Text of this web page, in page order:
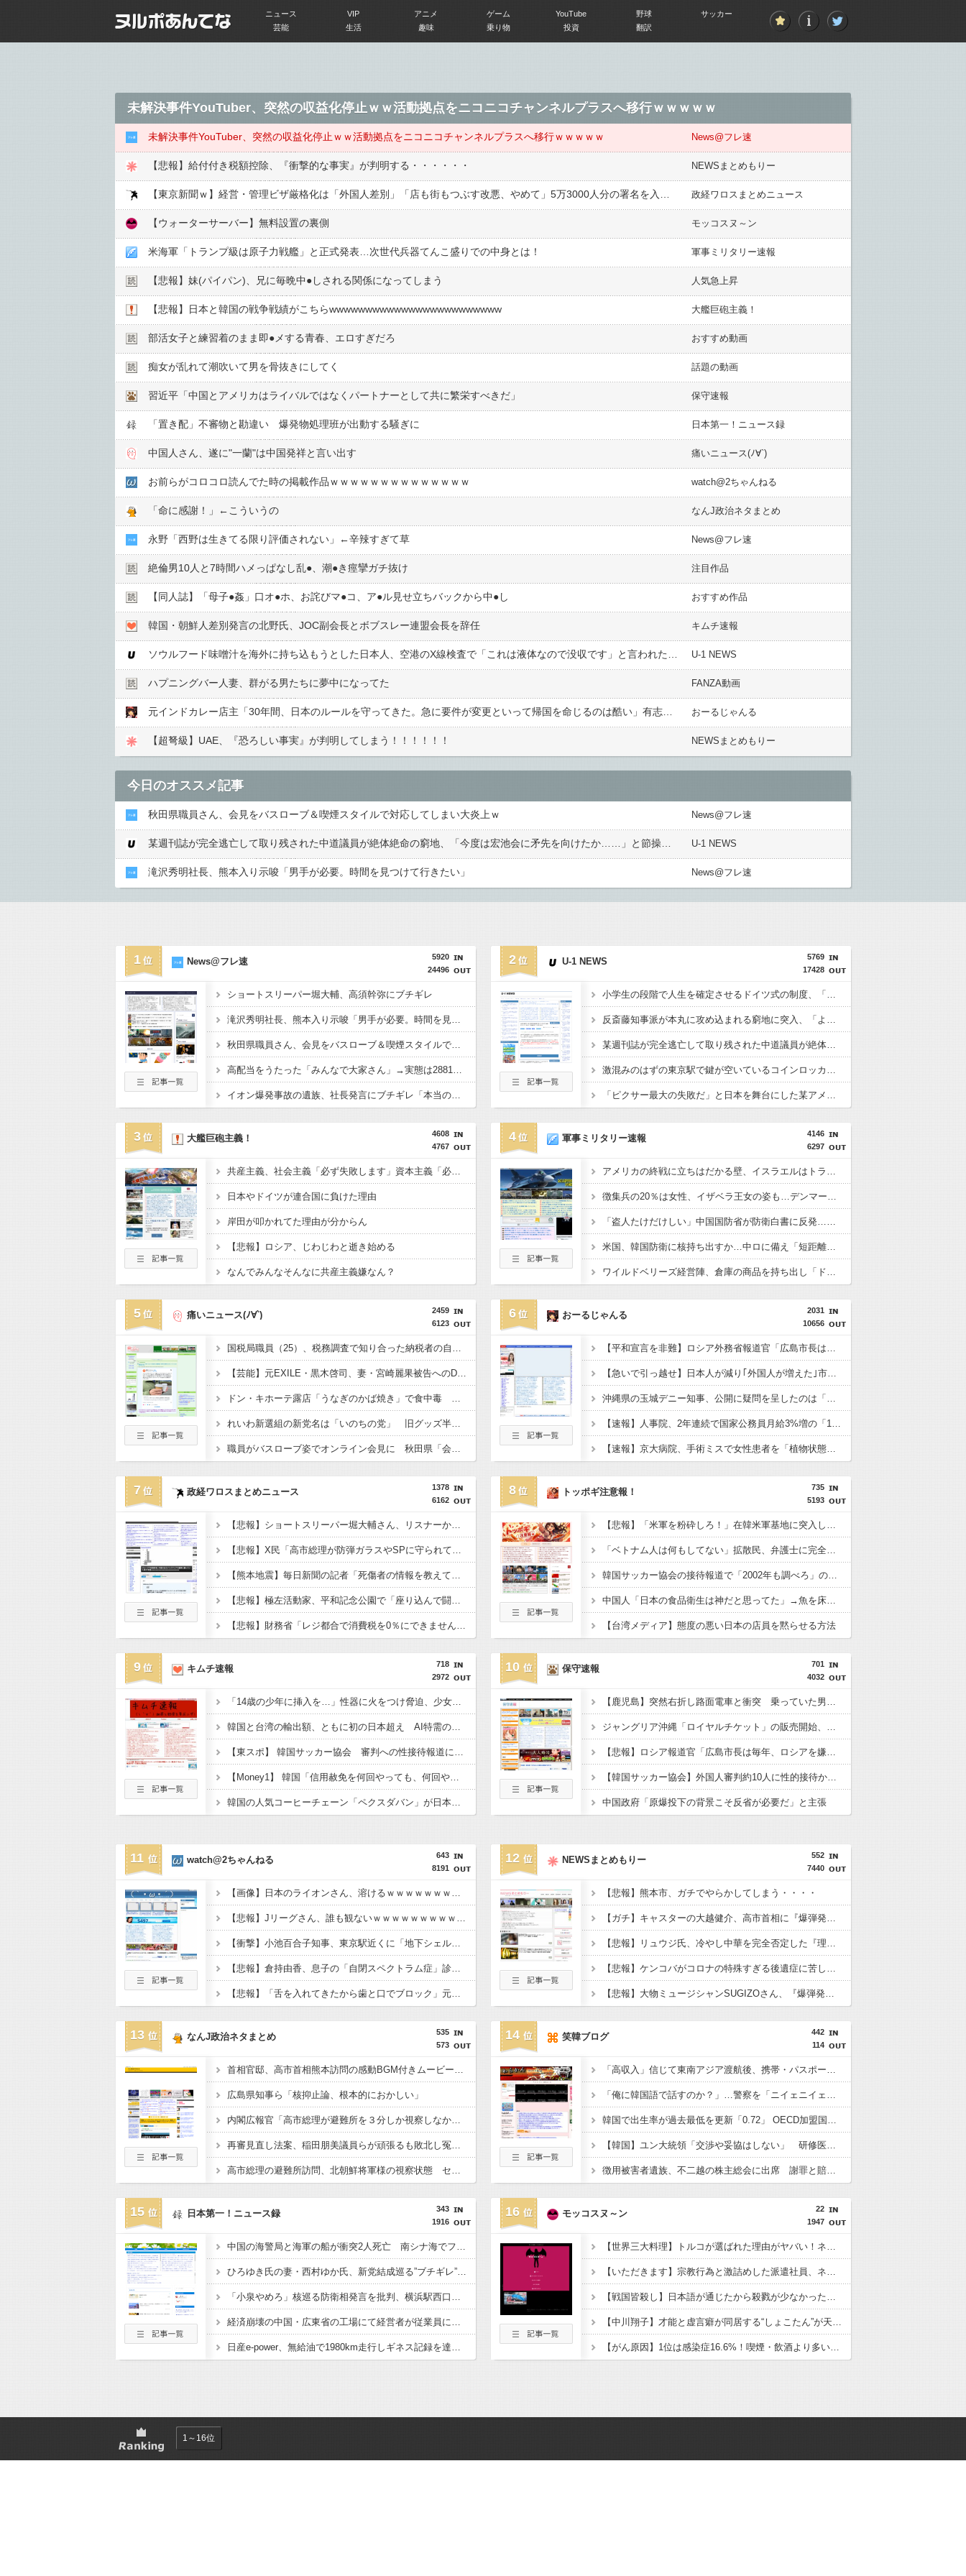
ニュース VIP アニメ ゲーム YouTube 野球
サッカー
芸能
生活 趣味 乗り物 投資 翻訳
未解決事件YouTuber、突然の収益化停止ｗｗ活動拠点をニコニコチャンネルプラスへ移行ｗｗｗｗｗ
未解決事件YouTuber、突然の収益化停止ｗｗ活動拠点をニコニコチャンネルプラスへ移行ｗｗｗｗｗ News@フレ速
【悲報】給付付き税額控除、『衝撃的な事実』が判明する・・・・・・ NEWSまとめもりー
政経ワロスまとめニュース
【ウォーターサーバー】無料設置の裏側 モッコスヌ～ン
米海軍「トランプ級は原子力戦艦」と正式発表…次世代兵器てんこ盛りでの中身とは！ 軍事ミリタリー速報
【悲報】妹(パイパン)、兄に毎晩中●︎しされる関係になってしまう 人気急上昇
【悲報】日本と韓国の戦争戦績がこちらwwwwwwwwwwwwwwwwwwwwwwww 大艦巨砲主義！
部活女子と練習着のまま即●︎メする青春、エロすぎだろ おすすめ動画
痴女が乱れて潮吹いて男を骨抜きにしてく 話題の動画
習近平「中国とアメリカはライバルではなくパートナーとして共に繁栄すべきだ」 保守速報
「置き配」不審物と勘違い 爆発物処理班が出動する騒ぎに 日本第一！ニュース録
中国人さん、遂に"一蘭"は中国発祥と言い出す 痛いニュース(ﾉ∀`)
お前らがコロコロ読んでた時の掲載作品ｗｗｗｗｗｗｗｗｗｗｗｗｗｗ watch@2ちゃんねる
「命に感謝！」←こういうの なんJ政治ネタまとめ
永野「西野は生きてる限り評価されない」←辛辣すぎて草 News@フレ速
絶倫男10人と7時間ハメっぱなし乱●︎、潮●︎き痙攣ガチ抜け 注目作品
【同人誌】「母子●︎姦」口オ●︎ホ、お詫びマ●︎コ、ア●︎ル見せ立ちバックから中●︎し おすすめ作品
韓国・朝鮮人差別発言の北野氏、JOC副会長とボブスレー連盟会長を辞任 キムチ速報
U-1 NEWS
ハプニングバー人妻、群がる男たちに夢中になってた FANZA動画
おーるじゃんる
【超弩級】UAE、『恐ろしい事実』が判明してしまう！！！！！！ NEWSまとめもりー
今日のオススメ記事
秋田県職員さん、会見をバスローブ＆喫煙スタイルで対応してしまい大炎上ｗ News@フレ速
U-1 NEWS
滝沢秀明社長、熊本入り示唆「男手が必要。時間を見つけて行きたい」 News@フレ速
1
5920
24496
News@フレ速
ショートスリーパー堀大輔、高須幹弥にブチギレ
滝沢秀明社長、熊本入り示唆「男手が必要。時間を見つけて行きたい」
秋田県職員さん、会見をバスローブ＆喫煙スタイルで対応してしまい大炎上ｗ
高配当をうたった「みんなで大家さん」→実態は2881億円の債務超過
イオン爆発事故の遺族、社長発言にブチギレ「本当のことを話して」
2
5769
17428
U-1 NEWS
小学生の段階で人生を確定させるドイツ式の制度、「バカを振い落せるから合理的だ」と自惚れていた結果……
反斎藤知事派が本丸に攻め込まれる窮地に突入、「ようやく反撃のターンやね」と手際の良さに感心する人が続出中
某週刊誌が完全逃亡して取り残された中道議員が絶体絶命の窮地、「今度は宏池会に矛先を向けたか……」と節操の無さに呆れる人が続出
激混みのはずの東京駅で鍵が空いているコインロッカーが散見、「ラッキー」と思って中を確認してみると……
「ピクサー最大の失敗だ」と日本を舞台にした某アメリカ産アニメが話題に、日本と韓国の両方に失礼すぎるわ……
3
4608
4767
大艦巨砲主義！
共産主義、社会主義「必ず失敗します」資本主義「必ず少子化します」
日本やドイツが連合国に負けた理由
岸田が叩かれてた理由が分からん
【悲報】ロシア、じわじわと逝き始める
なんでみんなそんなに共産主義嫌なん？
4
4146
6297
軍事ミリタリー速報
アメリカの終戦に立ちはだかる壁、イスラエルはトランプ和平案に「同意せず」！
徴集兵の20％は女性、イザベラ王女の姿も…デンマークが新たな兵役制度開始！
「盗人たけだけしい」中国国防省が防衛白書に反発…日本の新型軍国主義と批判！
米国、韓国防衛に核持ち出すか…中ロに備え「短距離戦術核」を検討！
ワイルドベリーズ経営陣、倉庫の商品を持ち出し「ドローン攻撃で焼失した」として処理…ロシア当局が捜査！
5
2459
6123
痛いニュース(ﾉ∀`)
国税局職員（25）、税務調査で知り合った納税者の自宅に出入りしお小遣い1億5000万円頂戴するwww
【芸能】元EXILE・黒木啓司、妻・宮崎麗果被告へのDV事案で逮捕されていた 宮崎は全身打撲、頭部裂傷及び打撲、頸部損傷の怪我
ドン・キホーテ露店「うなぎのかば焼き」で食中毒 男女14人が発熱や腹痛など訴え…サルモネラ属の菌検出
れいわ新選組の新党名は「いのちの党」 旧グッズ半額で販売 どうなる秘書給与疑惑
職員がバスローブ姿でオンライン会見に 秋田県「会見の対応に問題があった」
6
2031
10656
おーるじゃんる
【平和宣言を非難】ロシア外務省報道官「広島市長は『偽りの呪文』繰り返している」
【急いで引っ越せ】日本人が減り｢外国人が増えた｣市区町村ランキングｷﾀ━━!
沖縄県の玉城デニー知事、公開に疑問を呈したのは「報道機関による公開ではなく、公開タイミングなどに対するものだった」とよくわからない説明
【速報】人事院、2年連続で国家公務員月給3%増の「1万5056円」引き上げ勧告 2年で6%超え
【速報】京大病院、手術ミスで女性患者を「植物状態」にしてしまう・・・
7
1378
6162
政経ワロスまとめニュース
【悲報】ショートスリーパー堀大輔さん、リスナーから「寝たほうがいい！」と言われてガチギレし炎上 → 高須幹也医師の医学的アドバイスに激昂 ｗｗｗｗｗｗｗｗｗ
【悲報】X民「高市総理が防弾ガラスやSPに守られてながら平和式典でスピーチして「広島から出て行け！と何度も叫ばれるような人！」 ← 突っ込み殺到 ………
【熊本地震】毎日新聞の記者「死傷者の情報を教えて！」 → 企業「個人情報は控えます！」 → 記「年代は？特定につながらないでしょ？教えてよ？教えてよ？」
【悲報】極左活動家、平和記念公園で「座り込んで闘う！」と意気込むも… → 警察に完全排除されてしまう ………
【悲報】財務省「レジ都合で消費税を0％にできません！」 → X民「指定ゴミ袋を買ってレシート見たら消費税はゼロになるんだけど？」ｗｗｗｗｗｗｗｗｗｗｗｗｗｗ
8
735
5193
トッポギ注意報！
【悲報】「米軍を粉砕しろ！」在韓米軍基地に突入した韓国学生、即逮捕
「ベトナム人は何もしてない」拡散民、弁護士に完全論破されるｗｗｗｗｗｗｗ
韓国サッカー協会の接待報道で「2002年も調べろ」の声続出ｗｗｗ
中国人「日本の食品衛生は神だと思ってた」→魚を床に落として洗って陳列するのを見て幻滅
【台湾メディア】態度の悪い日本の店員を黙らせる方法
9
718
2972
キムチ速報
「14歳の少年に挿入を…」性器に火をつけ脅迫、少女達はモップで…657人が死亡した韓国“最悪の人権侵害”のおぞましすぎる実態
韓国と台湾の輸出額、ともに初の日本超え AI特需の恩恵で差 26年上期
【東スポ】 韓国サッカー協会 審判への性接待報道にＳＮＳ紛糾「徹底追及」「２００２年はどうなの？」
【Money1】 韓国「信用赦免を何回やっても、何回やっても」⇒ 257万人赦免したのに60万人がまた延滞者に転落！
韓国の人気コーヒーチェーン「ペクスダバン」が日本初上陸！東京・新橋に1号店オープン
10
701
4032
保守速報
【鹿児島】突然右折し路面電車と衝突 乗っていた男女3人は車を放置しダッシュで逃走中
ジャングリア沖縄「ロイヤルチケット」の販売開始、大人29,700円にｗｗｗｗｗｗｗｗｗ
【悲報】ロシア報道官「広島市長は毎年、ロシアを嫌悪する『偽りの呪文』を繰り返し、日本人をゾンビ化させている」と主張
【韓国サッカー協会】外国人審判約10人に性的接待か 計1496回、約2億ウォン（約2200万円）
中国政府「原爆投下の背景こそ反省が必要だ」と主張
11
643
8191
watch@2ちゃんねる
【画像】日本のライオンさん、溶けるｗｗｗｗｗｗｗｗｗｗｗｗｗｗ
【悲報】Jリーグさん、誰も観ないｗｗｗｗｗｗｗｗｗｗｗｗｗｗｗｗｗ
【衝撃】小池百合子知事、東京駅近くに「地下シェルター」整備を正式表明ｗｗｗｗｗｗｗｗｗ
【悲報】倉持由香、息子の「自閉スペクトラム症」診断にショックで涙… 見逃していた乳幼児期のサインとは？
【悲報】「舌を入れてきたから歯と口でブロック」元ジャンポケ斉藤の不同意性交公判
12
552
7440
NEWSまとめもりー
【悲報】熊本市、ガチでやらかしてしまう・・・・
【ガチ】キャスターの大越健介、高市首相に『爆弾発言』をしてしまう！！！！！
【悲報】リュウジ氏、冷やし中華を完全否定した『理由』、ガチでヤバイ・・・・・・
【悲報】ケンコバがコロナの特殊すぎる後遺症に苦しんでいる模様…お前らの周りにもこんな奴いる？
【悲報】大物ミュージシャンSUGIZOさん、『爆弾発言』キタァアアアアアーーーーーー！！
13
535
573
なんJ政治ネタまとめ
首相官邸、高市首相熊本訪問の感動BGM付きムービーを投稿「全部が全部ありがたかったです」
広島県知事ら「核抑止論、根本的におかしい」
内閣広報官「高市総理が避難所を３分しか視察しなかったなんてデマ！50分いたぞ????」 →しかし事実上の視察は数分で正解
再審見直し法案、稲田朋美議員らが頑張るも敗北し冤罪当事者が失望する内容に終わる
高市総理の避難所訪問、北朝鮮将軍様の視察状態 セッティグされた場所に登場し 「ここは快適で至れり尽くせり、日本人で良かった」と賛美を受ける しかし他の避難所では…
14
442
114
笑韓ブログ
「高収入」信じて東南アジア渡航後、携帯・パスポート奪われ監禁…韓国人の被害急増
「俺に韓国語で話すのか？」…警察を「ニイェニイェニイェ」とからかう韓国滞在外国人の投稿動画が物議
韓国で出生率が過去最低を更新「0.72」 OECD加盟国で唯一 1を下回る
【韓国】ユン大統領「交渉や妥協はしない」 研修医集団ボイコット受け
徴用被害者遺族、不二越の株主総会に出席 謝罪と賠償求める
15
343
1916
日本第一！ニュース録
中国の海警局と海軍の船が衝突2人死亡 南シナ海でフィリピン船を追跡中、公表までに1年
ひろゆき氏の妻・西村ゆか氏、新党結成巡る”ブチギレ”投稿を謝罪「配慮に欠けた行動でした」 夫婦で投稿
「小泉やめろ」核巡る防衛相発言を批判、横浜駅西口で市民ら #高市小泉麻生めちゃくちゃじゃんニュースdeプロテスト
経済崩壊の中国・広東省の工場にて経営者が従業員に半年以上給料未払いした挙句高飛び。工場は空っぽに
日産e-power、無給油で1980km走行しギネス記録を達成、無駄な発電や送電ロスなくEVよりエコを証明
16
22
1947
モッコスヌ～ン
【世界三大料理】トルコが選ばれた理由がヤバい！ネット民が激論した結果
【いただきます】宗教行為と激詰めした派遣社員、ネットで大炎上
【戦国皆殺し】日本語が通じたから殺戮が少なかった？歴史の真実
【中川翔子】才能と虚言癖が同居する“しょこたん”が天下を取れなかった理由
【がん原因】1位は感染症16.6%！喫煙・飲酒より多い衝撃の真実
1～16位